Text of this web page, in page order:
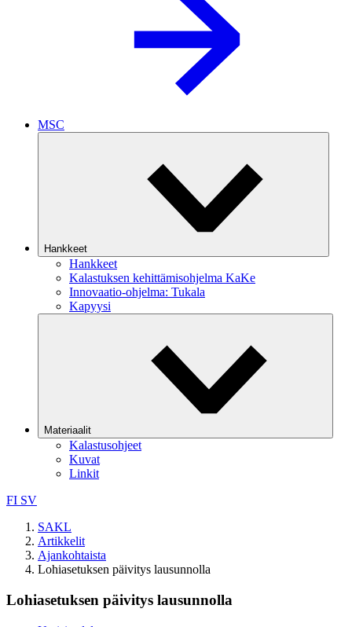
MSC
Hankkeet
Hankkeet
Kalastuksen kehittämisohjelma KaKe
Innovaatio-ohjelma: Tukala
Kapyysi
Materiaalit
Kalastusohjeet
Kuvat
Linkit
FI SV
SAKL
Artikkelit
Ajankohtaista
Lohiasetuksen päivitys lausunnolla
Lohiasetuksen päivitys lausunnolla